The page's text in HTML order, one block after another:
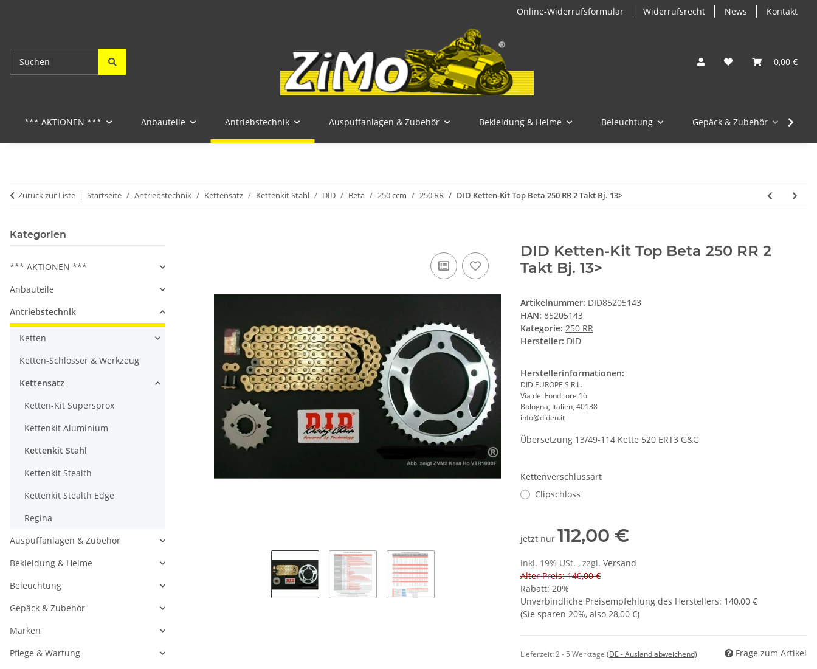
Online-Widerrufsformular Widerrufsrecht News Kontakt
0,00 €
*** AKTIONEN *** Anbauteile Antriebstechnik Auspuffanlagen & Zubehör Bekleidung & Helme Beleuchtung Gepäck & Zubehör
Zurück zur Liste Startseite Antriebstechnik Kettensatz Kettenkit Stahl DID Beta 250 ccm 250 RR DID Ketten-Kit Top Beta 250 RR 2 Takt Bj. 13>
DID Ketten-Kit Top Beta 250 RR 2
Takt Bj. 13>
Artikelnummer: DID85205143
HAN: 85205143
Kategorie: 250 RR
Hersteller: DID
Herstellerinformationen:
DID EUROPE S.R.L.
Via del Fonditore 16
Bologna, Italien, 40138
info@dideu.it
Übersetzung 13/49-114 Kette 520 ERT3 G&G
Kettenverschlussart
Clipschloss
jetzt nur 112,00 €
inkl. 19% USt. , zzgl. Versand
Alter Preis: 140,00 €
Rabatt: 20%
Unverbindliche Preisempfehlung des Herstellers: 140,00 €
(Sie sparen 20%, also 28,00 €)
Lieferzeit:2 - 5 Werktage (DE - Ausland abweichend) Frage zum Artikel
Kategorien
*** AKTIONEN ***
Anbauteile
Antriebstechnik
Ketten
Ketten-Schlösser & Werkzeug
Kettensatz
Ketten-Kit Supersprox
Kettenkit Aluminium
Kettenkit Stahl
Kettenkit Stealth
Kettenkit Stealth Edge
Regina
Auspuffanlagen & Zubehör
Bekleidung & Helme
Beleuchtung
Gepäck & Zubehör
Marken
Pflege & Wartung